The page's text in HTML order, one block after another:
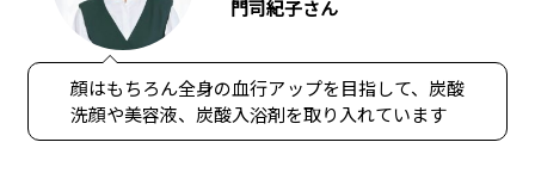
門司紀子さん
顔はもちろん全身の血行アップを目指して、炭酸
洗顔や美容液、炭酸入浴剤を取り入れています